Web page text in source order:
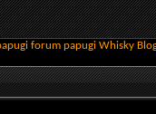
forum papugi Whisky